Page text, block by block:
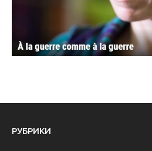
РУБРИКИ